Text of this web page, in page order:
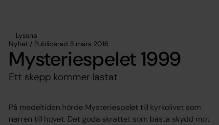
Lyssna
Nyhet / Publicerad 3 mars 2016
Mysteriespelet 1999
Ett skepp kommer lastat
På medeltiden hörde Mysteriespelet till kyrkolivet som
narren till hovet. Det goda skrattet som bästa skydd mot